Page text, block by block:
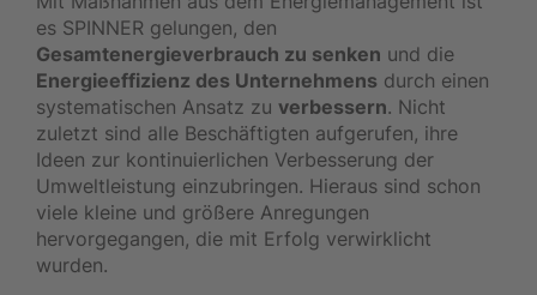
es SPINNER gelungen, den
Gesamtenergieverbrauch zu senken und die
Energieeffizienz des Unternehmens durch einen
systematischen Ansatz zu verbessern. Nicht
zuletzt sind alle Beschäftigten aufgerufen, ihre
Ideen zur kontinuierlichen Verbesserung der
Umweltleistung einzubringen. Hieraus sind schon
viele kleine und größere Anregungen
hervorgegangen, die mit Erfolg verwirklicht
wurden.